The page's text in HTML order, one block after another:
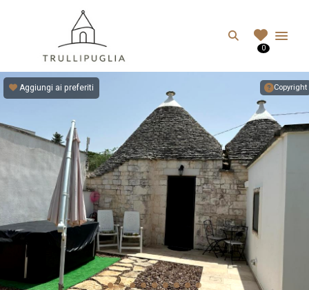
Search
0
Copyright
Aggiungi ai preferiti